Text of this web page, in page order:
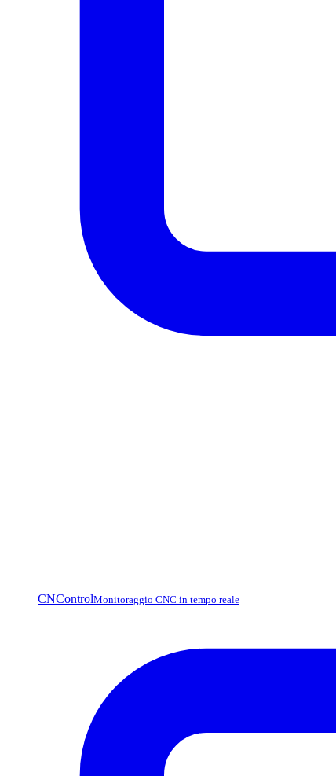
CNControlMonitoraggio CNC in tempo reale